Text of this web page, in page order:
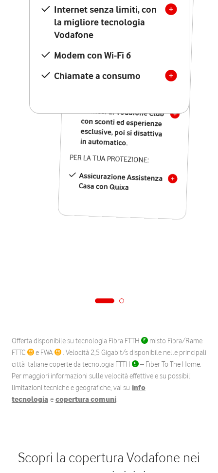
Internet senza limiti, con
la migliore tecnologia
Vodafone
Modem con Wi-Fi 6
Chiamate a consumo
Internet senza limiti, con
la migliore tecnologia
Vodafone
Modem Seven con Wi-Fi 7
Chiamate illimitate verso
numeri fissi e mobili
nazionali
12 mesi di Vodafone Club
con sconti ed esperienze
esclusive, poi si disattiva
in automatico.
PER LA TUA PROTEZIONE:
Assicurazione Assistenza
Casa con Quixa
Offerta disponibile su tecnologia Fibra FTTH
misto Fibra/Rame
FTTC
e FWA
. Velocità 2,5 Gigabit/s disponibile nelle principali
città italiane coperte da tecnologia FTTH
– Fiber To The Home.
Per maggiori informazioni sulle velocità effettive e su possibili
limitazioni tecniche e geografiche, vai su info
tecnologia e copertura comuni.
Scopri la copertura Vodafone nei